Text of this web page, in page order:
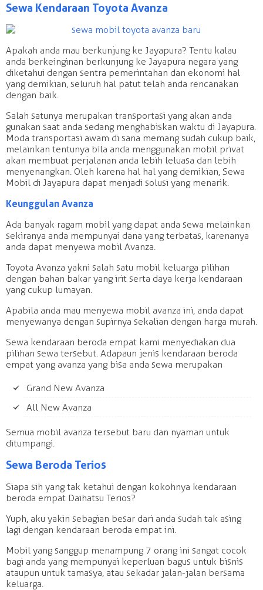
Sewa Kendaraan Toyota Avanza
Apakah anda mau berkunjung ke Jayapura? Tentu kalau
anda berkeinginan berkunjung ke Jayapura negara yang
diketahui dengan sentra pemerintahan dan ekonomi hal
yang demikian, seluruh hal patut telah anda rencanakan
dengan baik.
Salah satunya merupakan transportasi yang akan anda
gunakan saat anda sedang menghabiskan waktu di Jayapura.
Moda transportasi awam di sana memang sudah cukup baik,
melainkan tentunya bila anda menggunakan mobil privat
akan membuat perjalanan anda lebih leluasa dan lebih
menyenangkan. Oleh karena hal hal yang demikian, Sewa
Mobil di Jayapura dapat menjadi solusi yang menarik.
Keunggulan Avanza
Ada banyak ragam mobil yang dapat anda sewa melainkan
sekiranya anda mempunyai dana yang terbatas, karenanya
anda dapat menyewa mobil Avanza.
Toyota Avanza yakni salah satu mobil keluarga pilihan
dengan bahan bakar yang irit serta daya kerja kendaraan
yang cukup lumayan.
Apabila anda mau menyewa mobil avanza ini, anda dapat
menyewanya dengan supirnya sekalian dengan harga murah.
Sewa kendaraan beroda empat kami menyediakan dua
pilihan sewa tersebut. Adapaun jenis kendaraan beroda
empat yang avanza yang bisa anda sewa merupakan
Grand New Avanza
All New Avanza
Semua mobil avanza tersebut baru dan nyaman untuk
ditumpangi.
Sewa Beroda Terios
Siapa sih yang tak ketahui dengan kokohnya kendaraan
beroda empat Daihatsu Terios?
Yuph, aku yakin sebagian besar dari anda sudah tak asing
lagi dengan kendaraan beroda empat ini.
Mobil yang sanggup menampung 7 orang ini sangat cocok
bagi anda yang mempunyai keperluan bagus untuk bisnis
ataupun untuk tamasya, atau sekadar jalan-jalan bersama
keluarga.